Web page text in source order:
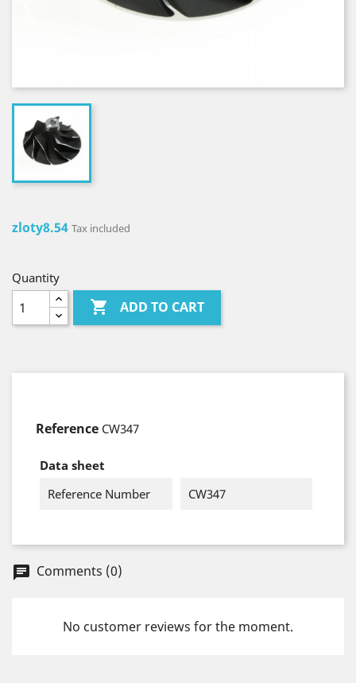
zloty8.54 Tax included
Quantity
 ADD TO CART
Reference CW347
Data sheet
Reference Number
CW347
chat Comments (0)
No customer reviews for the moment.